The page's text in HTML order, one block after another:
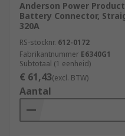
Anderson Power
Battery Connector,
320A
RS-stocknr. 612-0172
Fabrikantnummer E6340G1
Subtotaal (1 eenheid)
€ 61,43(excl. BTW)
Aantal